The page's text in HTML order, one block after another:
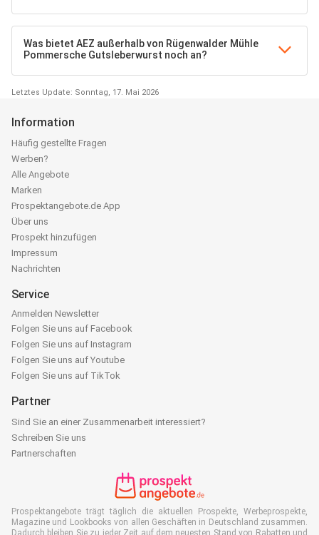
Was bietet AEZ außerhalb von Rügenwalder Mühle
Pommersche Gutsleberwurst noch an?
Letztes Update: Sonntag, 17. Mai 2026
Information
Häufig gestellte Fragen
Werben?
Alle Angebote
Marken
Prospektangebote.de App
Über uns
Prospekt hinzufügen
Impressum
Nachrichten
Service
Anmelden Newsletter
Folgen Sie uns auf Facebook
Folgen Sie uns auf Instagram
Folgen Sie uns auf Youtube
Folgen Sie uns auf TikTok
Partner
Sind Sie an einer Zusammenarbeit interessiert?
Schreiben Sie uns
Partnerschaften
Prospektangebote trägt täglich die aktuellen Prospekte, Werbeprospekte,
Magazine und Lookbooks von allen Geschäften in Deutschland zusammen.
Dadurch bleiben Sie zu jeder Zeit auf dem neuesten Stand von Rabatten und